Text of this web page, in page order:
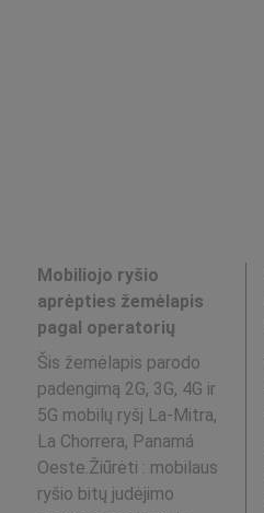
Mobiliojo ryšio
aprėpties žemėlapis
pagal operatorių
Šis žemėlapis parodo
padengimą 2G, 3G, 4G ir
5G mobilų ryšį La-Mitra,
La Chorrera, Panamá
Oeste.Žiūrėti : mobilaus
ryšio bitų judėjimo